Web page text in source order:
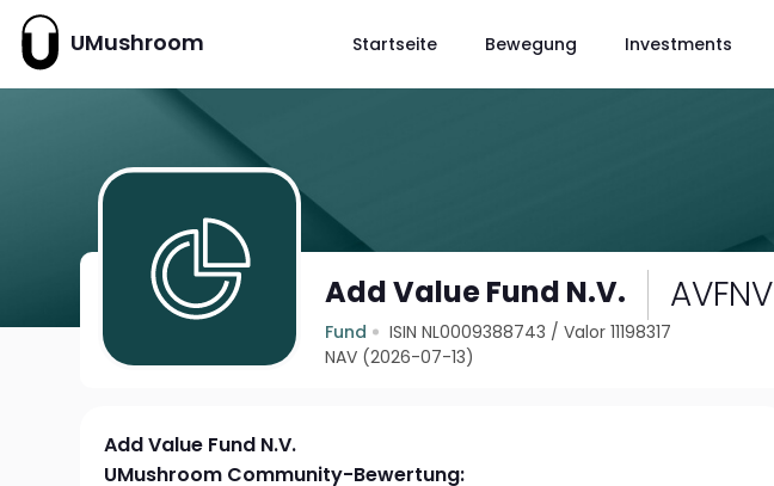
UMushroom Startseite Bewegung Investments
Add Value Fund N.V. AVFNV
Fund ISIN NL0009388743 /Valor 11198317
NAV (2026-07-13)
Add Value Fund N.V.
UMushroom Community-Bewertung: